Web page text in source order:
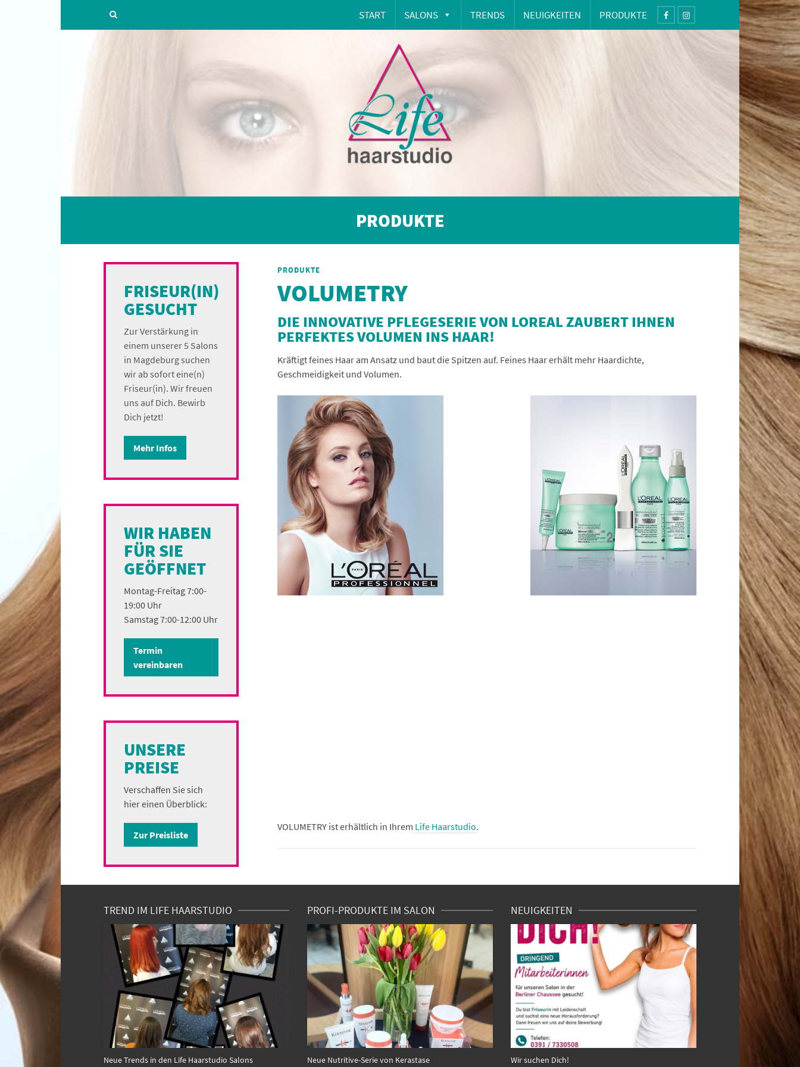
START SALONS TRENDS NEUIGKEITEN PRODUKTE
PRODUKTE
PRODUKTE
VOLUMETRY
DIE INNOVATIVE PFLEGESERIE VON LOREAL ZAUBERT IHNEN
PERFEKTES VOLUMEN INS HAAR!
Kräftigt feines Haar am Ansatz und baut die Spitzen auf. Feines Haar erhält mehr Haardichte,
Geschmeidigkeit und Volumen.
VOLUMETRY ist erhältlich in Ihrem Life Haarstudio.
FRISEUR(IN)
GESUCHT
Zur Verstärkung in
einem unserer 5 Salons
in Magdeburg suchen
wir ab sofort eine(n)
Friseur(in). Wir freuen
uns auf Dich. Bewirb
Dich jetzt!
Mehr Infos
WIR HABEN
FÜR SIE
GEÖFFNET
Montag-Freitag 7:00-
19:00 Uhr
Samstag 7:00-12:00 Uhr
Termin
vereinbaren
UNSERE
PREISE
Verschaffen Sie sich
hier einen Überblick:
Zur Preisliste
TREND IM LIFE HAARSTUDIO
Neue Trends in den Life Haarstudio Salons
PROFI-PRODUKTE IM SALON
Neue Nutritive-Serie von Kerastase
NEUIGKEITEN
Wir suchen Dich!